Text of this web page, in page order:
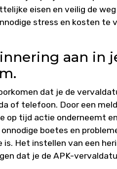
eisen en veilig de
stress en kosten te
aan in
dat je de
of telefoon. Door een
op tijd actie onderneemt
boetes en
Het instellen van een
dat je de APK-